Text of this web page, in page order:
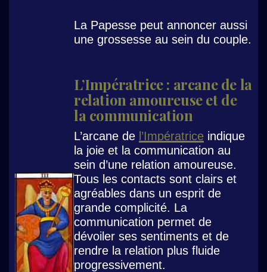
La Papesse peut annoncer aussi
une grossesse au sein du couple.
L’Impératrice : arcane de la
relation amoureuse et de
la communication
L’arcane de l’Impératrice indique
la joie et la communication au
sein d’une relation amoureuse.
Tous les contacts sont clairs et
agréables dans un esprit de
grande complicité. La
communication permet de
dévoiler ses sentiments et de
rendre la relation plus fluide
progressivement.